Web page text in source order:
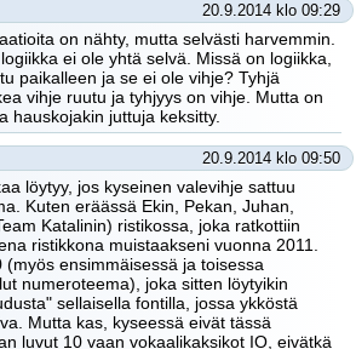
20.9.2014 klo 09:29
on nähty, mutta selvästi harvemmin.
ei ole yhtä selvä. Missä on logiikka,
paikalleen ja se ei ole vihje? Tyhjä
vihje ruutu ja tyhjyys on vihje. Mutta on
hauskojakin juttuja keksitty.
20.9.2014 klo 09:50
löytyy, jos kyseinen valevihje sattuu
Kuten eräässä Ekin, Pekan, Juhan,
Katalinin) ristikossa, joka ratkottiin
ristikkona muistaakseni vuonna 2011.
ensimmäisessä ja toisessa
numeroteema), joka sitten löytyikin
sellaisella fontilla, jossa ykköstä
Mutta kas, kyseessä eivät tässä
luvut 10 vaan vokaalikaksikot IO, eivätkä